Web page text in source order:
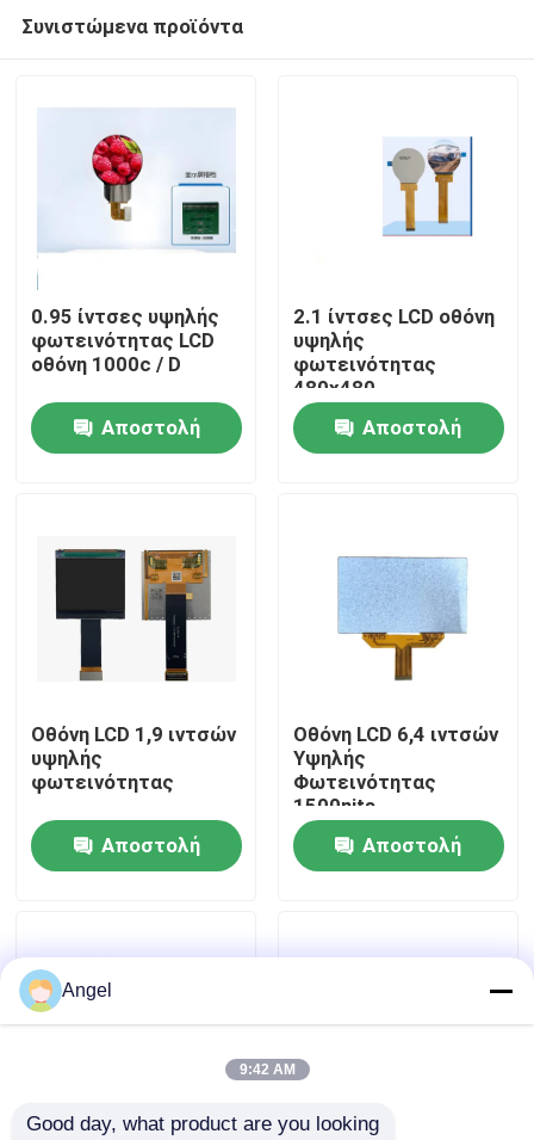
Σπίτι
Βίντεο
VR παρουσιάστε
Περίπου εμείς
Γύρος εργοστασίων
Μας ελάτε σε επαφή με
Επίδειξη LCD TFT
Συνιστώμενα προϊόντα
0.95 ίντσες υψηλής
φωτεινότητας LCD
οθόνη 1000c / D
Αποστολή
2.1 ίντσες LCD οθόνη
υψηλής
φωτεινότητας
480x480
Αποστολή
Οθόνη LCD 1,9 ιντσών
υψηλής
φωτεινότητας
Αποστολή
Οθόνη LCD 6,4 ιντσών
Υψηλής
Φωτεινότητας
1500nits
Αποστολή
Angel
9:42 AM
Good day, what product are you looking